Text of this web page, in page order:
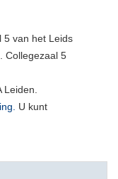
5 van het Leids
Collegezaal 5
U kunt